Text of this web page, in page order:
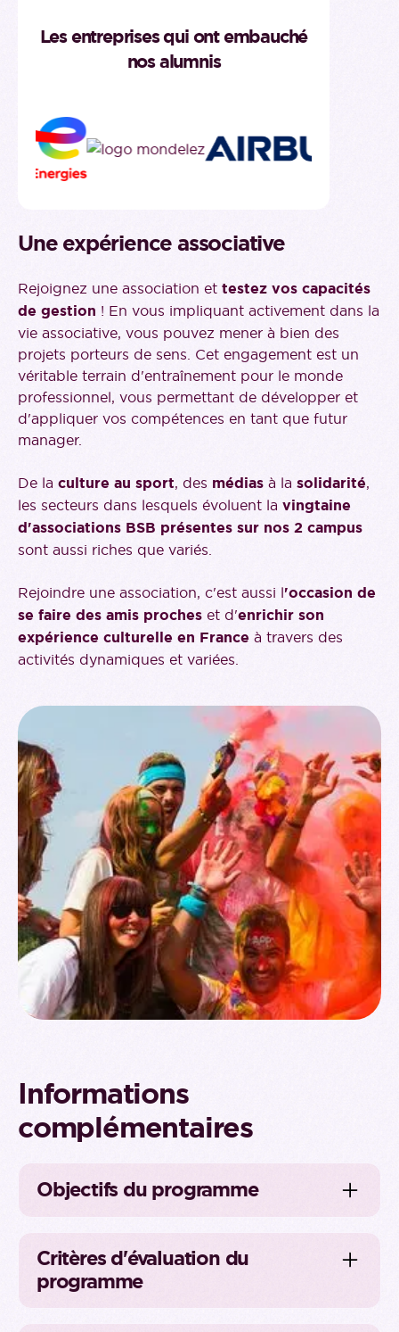
Les entreprises qui ont embauché
nos alumnis
Une expérience associative
Rejoignez une association et testez vos capacités
de gestion ! En vous impliquant activement dans la
vie associative, vous pouvez mener à bien des
projets porteurs de sens. Cet engagement est un
véritable terrain d'entraînement pour le monde
professionnel, vous permettant de développer et
d'appliquer vos compétences en tant que futur
manager.
De la culture au sport, des médias à la solidarité,
les secteurs dans lesquels évoluent la vingtaine
d'associations BSB présentes sur nos 2 campus
sont aussi riches que variés.
Rejoindre une association, c'est aussi l'occasion de
se faire des amis proches et d'enrichir son
expérience culturelle en France à travers des
activités dynamiques et variées.
Informations
complémentaires
Objectifs du programme
Critères d'évaluation du
programme